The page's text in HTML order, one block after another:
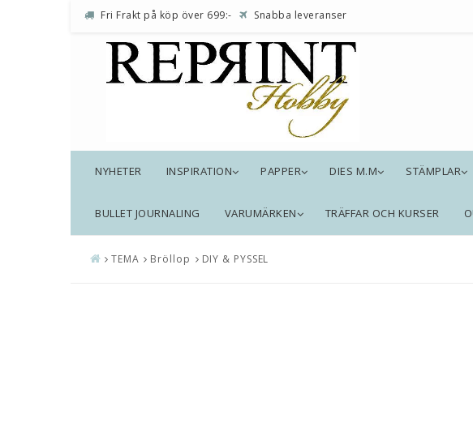
Fri Frakt på köp över 699:- Snabba leveranser
NYHETER INSPIRATION PAPPER DIES M.M STÄMPLAR
BULLET JOURNALING VARUMÄRKEN TRÄFFAR OCH KURSER
TEMA Bröllop DIY & PYSSEL